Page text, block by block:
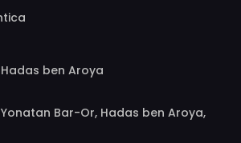
ben Aroya
Bar-Or, Hadas ben Aroya,
Enosh, Eric Raphael Mizrahi, Meir